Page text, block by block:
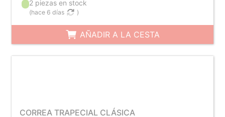
2 piezas en stock
(hace 6 días )
AÑADIR A LA CESTA
CORREA TRAPECIAL CLÁSICA